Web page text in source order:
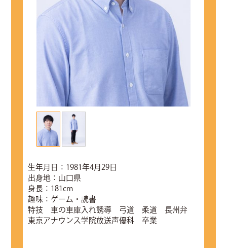
生年月日：1981年4月29日
出身地：山口県
身長：181cm
趣味：ゲーム・読書
特技 車の車庫入れ誘導 弓道 柔道 長州弁
東京アナウンス学院放送声優科 卒業